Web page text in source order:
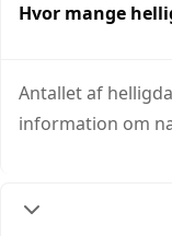
Hvor mange
Antallet af
information om